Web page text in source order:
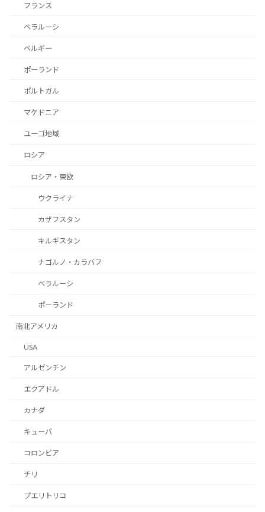
フランス
ベラルーシ
ベルギー
ポーランド
ポルトガル
マケドニア
ユーゴ地域
ロシア
ロシア・東欧
ウクライナ
カザフスタン
キルギスタン
ナゴルノ・カラバフ
ベラルーシ
ポーランド
南北アメリカ
USA
アルゼンチン
エクアドル
カナダ
キューバ
コロンビア
チリ
プエリトリコ